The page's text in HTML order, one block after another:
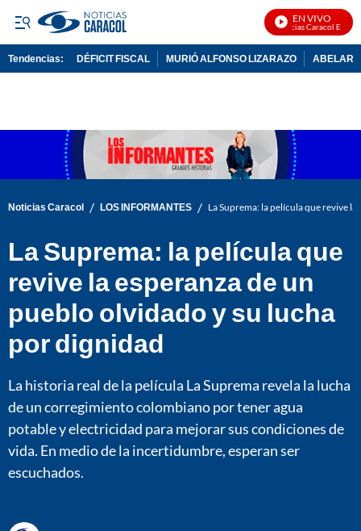
EN VIVO
Noticias Caracol En Vivo
Tendencias: DÉFICIT FISCAL MURIÓ ALFONSO LIZARAZO
Noticias Caracol / LOS INFORMANTES / La Suprema: la película que revive
La Suprema: la película que
revive la esperanza de un
pueblo olvidado y su lucha
por dignidad
La historia real de la película La Suprema revela la lucha
de un corregimiento colombiano por tener agua
potable y electricidad para mejorar sus condiciones de
vida. En medio de la incertidumbre, esperan ser
escuchados.